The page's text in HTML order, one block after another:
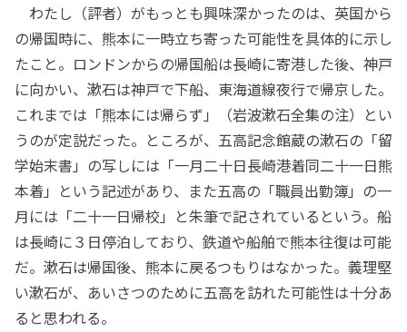
わたし（評者）がもっとも興味深かったのは、英国から
の帰国時に、熊本に一時立ち寄った可能性を具体的に示し
たこと。ロンドンからの帰国船は長崎に寄港した後、神戸
に向かい、漱石は神戸で下船、東海道線夜行で帰京した。
これまでは「熊本には帰らず」（岩波漱石全集の注）とい
うのが定説だった。ところが、五高記念館蔵の漱石の「留
学始末書」の写しには「一月二十日長崎港着同二十一日熊
本着」という記述があり、また五高の「職員出勤簿」の一
月には「二十一日帰校」と朱筆で記されているという。船
は長崎に３日停泊しており、鉄道や船舶で熊本往復は可能
だ。漱石は帰国後、熊本に戻るつもりはなかった。義理堅
い漱石が、あいさつのために五高を訪れた可能性は十分あ
ると思われる。